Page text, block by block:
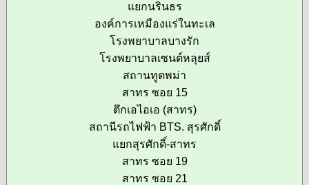
แยกนรินธร
องค์การเหมืองแร่ในทะเล
โรงพยาบาลบางรัก
โรงพยาบาลเซนต์หลุยส์
สถานทูตพม่า
สาทร ซอย 15
ตึกเอไอเอ (สาทร)
สถานีรถไฟฟ้า BTS. สุรศักดิ์
แยกสุรศักดิ์-สาทร
สาทร ซอย 19
สาทร ซอย 21